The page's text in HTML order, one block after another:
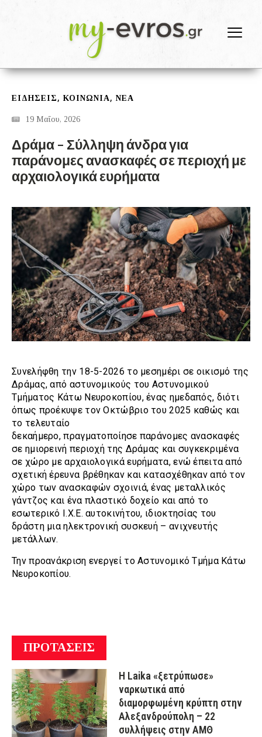
ΕΙΔΗΣΕΙΣ ,ΚΟΙΝΩΝΙΑ, ΝΕΑ
19 Μαΐου, 2026
Δράμα – Σύλληψη άνδρα για
παράνομες ανασκαφές σε περιοχή με
αρχαιολογικά ευρήματα
Συνελήφθη την 18-5-2026 το μεσημέρι σε οικισμό της
Δράμας, από αστυνομικούς του Αστυνομικού
Τμήματος Κάτω Νευροκοπίου, ένας ημεδαπός, διότι
όπως προέκυψε τον Οκτώβριο του 2025 καθώς και
το τελευταίο
δεκαήμερο, πραγματοποίησε παράνομες ανασκαφές
σε ημιορεινή περιοχή της Δράμας και συγκεκριμένα
σε χώρο με αρχαιολογικά ευρήματα, ενώ έπειτα από
σχετική έρευνα βρέθηκαν και κατασχέθηκαν από τον
χώρο των ανασκαφών σχοινιά, ένας μεταλλικός
γάντζος και ένα πλαστικό δοχείο και από το
εσωτερικό Ι.Χ.Ε. αυτοκινήτου, ιδιοκτησίας του
δράστη μια ηλεκτρονική συσκευή – ανιχνευτής
μετάλλων.
Την προανάκριση ενεργεί το Αστυνομικό Τμήμα Κάτω
Νευροκοπίου.
ΠΡΟΤΑΣΕΙΣ
Η Laika «ξετρύπωσε»
ναρκωτικά από
διαμορφωμένη κρύπτη στην
Αλεξανδρούπολη – 22
συλλήψεις στην ΑΜΘ